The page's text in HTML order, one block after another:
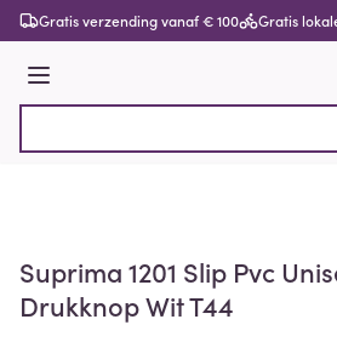
Ga naar de inhoud
Gratis verzending vanaf € 100 Gratis
Menu
Suprima 1201 Slip Pvc
Drukknop Wit T44